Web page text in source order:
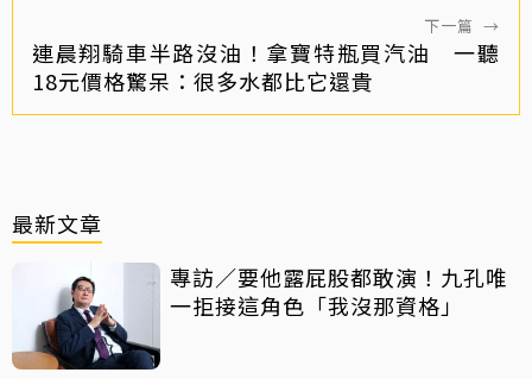
下一篇 →
連晨翔騎車半路沒油！拿寶特瓶買汽油 一聽
18元價格驚呆：很多水都比它還貴
最新文章
專訪／要他露屁股都敢演！九孔唯
一拒接這角色「我沒那資格」